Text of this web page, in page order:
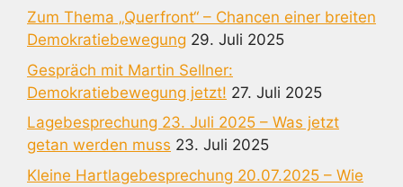
Zum Thema „Querfront“ – Chancen einer breiten
Demokratiebewegung 29. Juli 2025
Gespräch mit Martin Sellner:
Demokratiebewegung jetzt! 27. Juli 2025
Lagebesprechung 23. Juli 2025 – Was jetzt
getan werden muss 23. Juli 2025
Kleine Hartlagebesprechung 20.07.2025 – Wie